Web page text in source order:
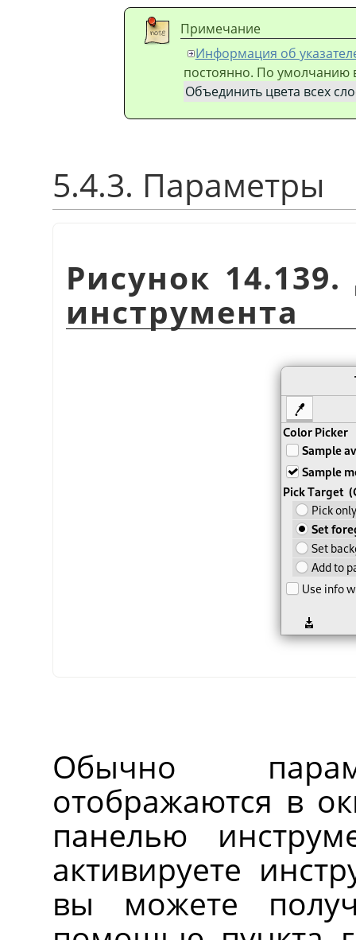
Примечание
Информация об
постоянно. По умолчанию
Объединить цвета всех
5.4.3. Параметры
Рисунок
инструмента
Обычно
отображаются в
панелью
активируете
вы можете